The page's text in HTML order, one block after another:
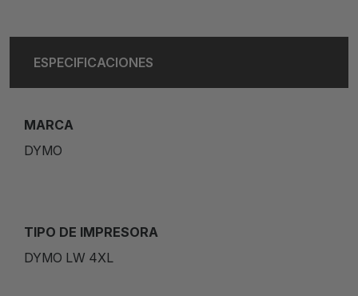
ESPECIFICACIONES
MARCA
DYMO
TIPO DE IMPRESORA
DYMO LW 4XL